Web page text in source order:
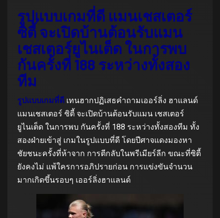
รูปแบบเกมที่ดี แมนเชสเตอร์
ซิตี้ จะเปิดบ้านต้อนรับแมน
เชสเตอร์ยูไนเต็ด ในการพบ
กันครั้งที่ 188 ระหว่างทั้งสอง
ทีม
รูปแบบเกมที่ดี เทนฮากปฏิเสธคำถามเออร์ลิ่ง ฮาแลนด์
แมนเชสเตอร์ ซิตี้ จะเปิดบ้านต้อนรับแมน เชสเตอร์
ยูไนเต็ด ในการพบ กันครั้งที่ 188 ระหว่างทั้งสองทีม ทั้ง
สองฝ่ายเข้าสู่ เกมในรูปแบบที่ดี โดยปีศาจแดงมองหา
ชัยชนะครั้งที่ห้าจาก การตีกลับในพรีเมียร์ลีก ขณะที่ซิตี้
ยังคงไม่ แพ้ใครการอภิปรายก่อน การแข่งขันจำนวน
มากเกิดขึ้นรอบๆ เออร์ลิ่งฮาแลนด์